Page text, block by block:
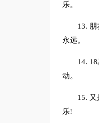
乐。
13.
永远。
14.
动。
15.
乐!